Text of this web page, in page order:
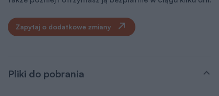
Zapytaj o dodatkowe zmiany
Pliki do pobrania